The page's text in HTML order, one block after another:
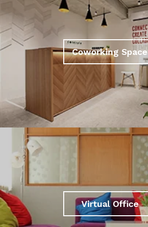
Coworking Space
Virtual Office